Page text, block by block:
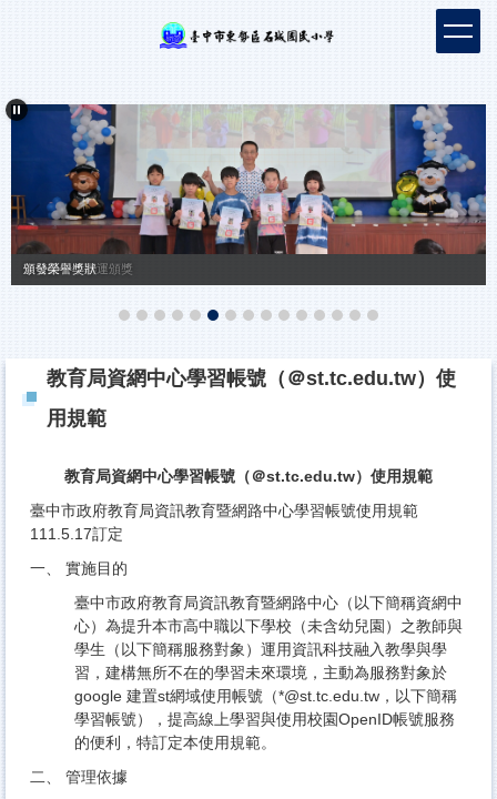
內
頒發榮譽獎狀
東勢區中小聯運頒獎
教育局資網中心學習帳號（＠st.tc.edu.tw）使
用規範
教育局資網中心學習帳號（＠st.tc.edu.tw）使用規範
臺中市政府教育局資訊教育暨網路中心學習帳號使用規範
111.5.17訂定
一、 實施目的
臺中市政府教育局資訊教育暨網路中心（以下簡稱資網中
心）為提升本市高中職以下學校（未含幼兒園）之教師與
學生（以下簡稱服務對象）運用資訊科技融入教學與學
習，建構無所不在的學習未來環境，主動為服務對象於
google 建置st網域使用帳號（*@st.tc.edu.tw，以下簡稱
學習帳號），提高線上學習與使用校園OpenID帳號服務
的便利，特訂定本使用規範。
二、 管理依據